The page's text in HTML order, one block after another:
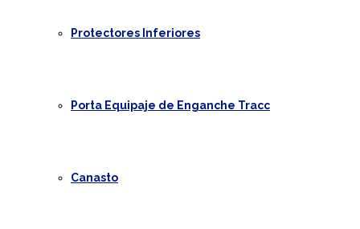
Protectores Inferiores
Porta Equipaje de Enganche Tracc
Canasto